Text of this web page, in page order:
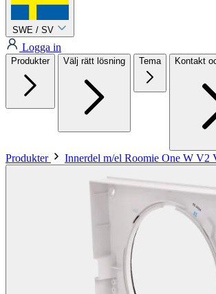
SWE / SV
Logga in
Produkter Välj rätt lösning Tema Kontakt
Produkter Innerdel m/el Roomie One W V2